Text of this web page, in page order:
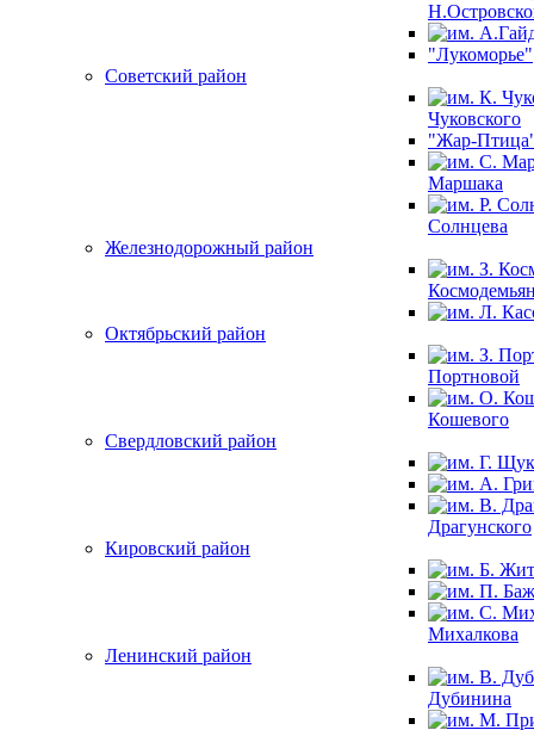
"Лукоморье"
Советский район
Чуковского
"Жар-
Маршака
Солнцева
Железнодорожный район
Октябрьский район
Портновой
Кошевого
Свердловский район
Драгунского
Кировский район
Михалкова
Ленинский район
Дубинина